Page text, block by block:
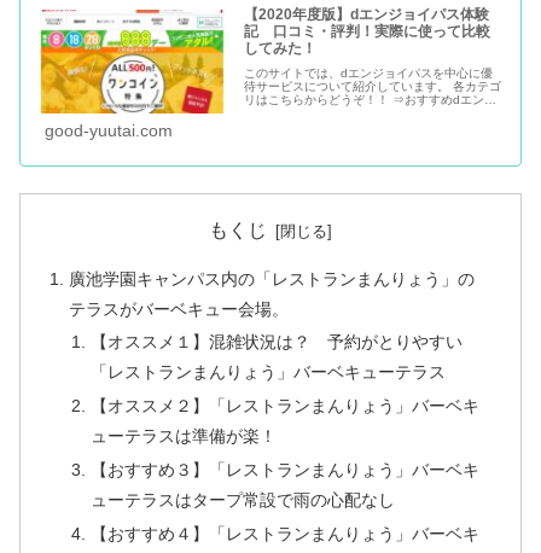
【2020年度版】dエンジョイパス体験
記 口コミ・評判！実際に使って比較
してみた！
このサイトでは、dエンジョイパスを中心に優
待サービスについて紹介しています。 各カテゴ
リはこちらからどうぞ！！ ⇒おすすめdエンジ
good-yuutai.com
もくじ
廣池学園キャンパス内の「レストランまんりょう」の
テラスがバーベキュー会場。
【オススメ１】混雑状況は？ 予約がとりやすい
「レストランまんりょう」バーベキューテラス
【オススメ２】「レストランまんりょう」バーベキ
ューテラスは準備が楽！
【おすすめ３】「レストランまんりょう」バーベキ
ューテラスはタープ常設で雨の心配なし
【おすすめ４】「レストランまんりょう」バーベキ